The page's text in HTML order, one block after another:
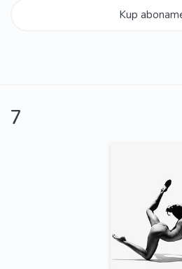
Kup
7